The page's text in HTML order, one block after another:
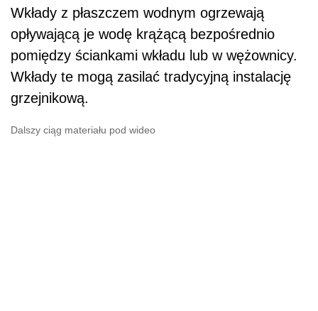
Wkłady z płaszczem wodnym ogrzewają
opływającą je wodę krążącą bezpośrednio
pomiędzy ściankami wkładu lub w wężownicy.
Wkłady te mogą zasilać tradycyjną instalację
grzejnikową.
Dalszy ciąg materiału pod wideo